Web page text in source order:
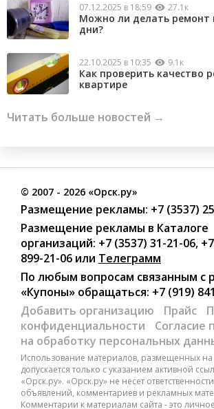
07.12.2025 в 18:59 27.1к
Можно ли делать ремонт
дни?
22.10.2025 в 10:35 9.1к
Как проверить качество
квартире
Читать больше новостей →
© 2007 - 2026 «Орск.ру»
Размещение рекламы: +7 (3537)
Размещение рекламы в Каталоге
организаций: +7 (3537) 31-21-06,
899-21-06 или Телеграмм
По любым вопросам связанным с
«Купоны» обращаться: +7 (919)
Добавить организацию
Прайс
конфиденциальности
Согласие
на обработку персональных
Использование материалов, размещенных на
допускается только с указанием активной
«Орск.ру». «Орск.ру» не несет
объявлений, комментариев и рекламных
Комментарии к материалам сайта - это